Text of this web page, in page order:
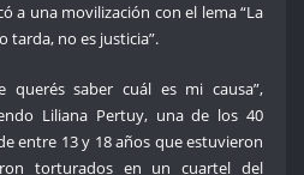
a una movilización con el lema “La
tarda, no es justicia”.
querés saber cuál es mi causa”,
Liliana Pertuy, una de los 40
entre 13 y 18 años que estuvieron
torturados en un cuartel del